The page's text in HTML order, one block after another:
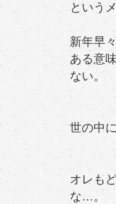
という
新年早
ある意
ない。
世の中
オレも
な…。